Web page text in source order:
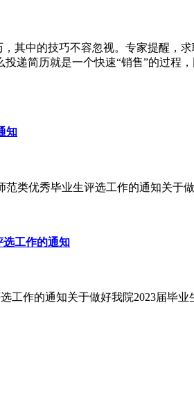
其中的技巧不容忽视。专家提醒，
递简历就是一个快速“销售”的过
知
类优秀毕业生评选工作的通知关于
选工作的通知
工作的通知关于做好我院2023届毕